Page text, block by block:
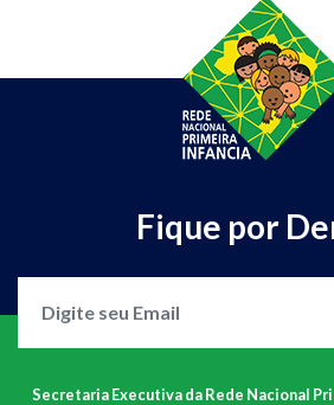
Fique por
Secretaria Executiva da Rede Nacional